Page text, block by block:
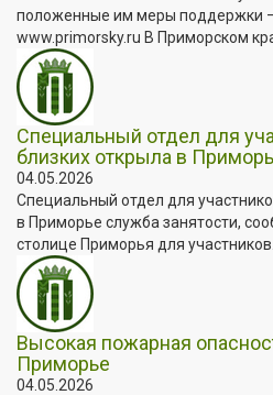
положенные им меры поддержки –
www.primorsky.ru В Приморском
Специальный отдел для
близких открыла в
04.05.2026
Специальный отдел для
в Приморье служба занятости,
столице Приморья для участников...
Высокая пожарная
Приморье
04.05.2026